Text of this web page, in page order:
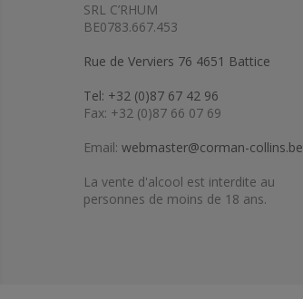
SRL C’RHUM
BE0783.667.453
Rue de Verviers 76 4651 Battice
Tel: +32 (0)87 67 42 96
Fax: +32 (0)87 66 07 69
Email: webmaster@corman-collins.be
La vente d'alcool est interdite au
personnes de moins de 18 ans.